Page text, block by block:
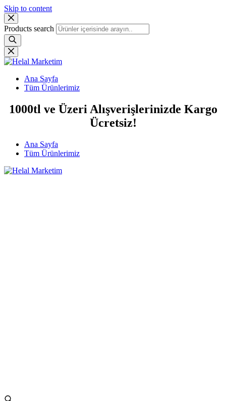
Skip to content
Products search
Ana Sayfa
Tüm Ürünlerimiz
1000tl ve Üzeri Alışverişlerinizde Kargo
Ücretsiz!
Ana Sayfa
Tüm Ürünlerimiz